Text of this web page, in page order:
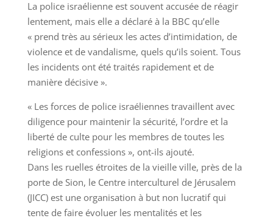
La police israélienne est souvent accusée de réagir
lentement, mais elle a déclaré à la BBC qu’elle
« prend très au sérieux les actes d’intimidation, de
violence et de vandalisme, quels qu’ils soient. Tous
les incidents ont été traités rapidement et de
manière décisive ».
« Les forces de police israéliennes travaillent avec
diligence pour maintenir la sécurité, l’ordre et la
liberté de culte pour les membres de toutes les
religions et confessions », ont-ils ajouté.
Dans les ruelles étroites de la vieille ville, près de la
porte de Sion, le Centre interculturel de Jérusalem
(JICC) est une organisation à but non lucratif qui
tente de faire évoluer les mentalités et les